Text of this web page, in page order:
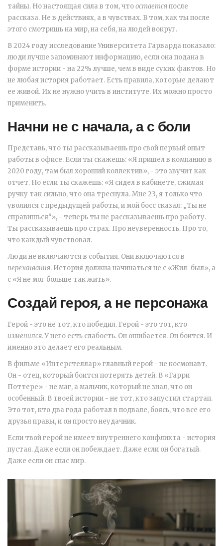
тайны. Но настоящая сила в том, чтоостаетсяпосле
рассказа. Не в действиях, а в чувствах. В том, как ты после
этого смотришь на мир, на себя, на людей вокруг.
В 2024 году исследование Университета Гарварда показало:
люди лучше запоминают информацию, если она подана в
форме истории - на 22% лучше, чем в виде сухих фактов. Но
не любая история работает. Есть правила, которые делают
ее живой. Их не нужно учить в институте. Их можно просто
применить.
Начни не с начала, а с боли
Представь, что ты рассказываешь про свой первый опыт
работы в офисе. Если ты скажешь: «Я пришел в компанию в
2020 году, там был хороший коллектив», - это звучит как
отчет. Но если ты скажешь: «Я сидел в кабинете, сжимая
ручку так сильно, что она треснула. Мне 23, я только что
уволился с предыдущей работы, и мой босс сказал: „Ты не
справишься“», - теперь ты не рассказываешь про работу.
Ты рассказываешь про страх. Про неуверенность. Про то,
что каждый чувствовал.
Люди не включаются в события. Они включаются в
переживания. История должна начинаться не с «Жил-был», а
с «Я не мог больше так жить».
Создай героя, а не персонажа
Герой - это не тот, кто победил. Герой - это тот, кто
изменился. У него есть слабость. Он ошибается. Он боится. И
именно это делает его реальным.
В фильме «Интерстеллар» главный герой - не космонавт.
Он - отец, который боится потерять детей. В «Гарри
Поттере» - не маг, а мальчик, который не знал, что он
особенный. В твоей истории - не тот, кто запустил стартап.
Это тот, кто два года работал в подвале, боясь, что все его
друзья правы, и он просто неудачник.
Если твой герой не имеет внутреннего конфликта - история
пустая. Даже если он побеждает. Даже если он богатый.
Даже если он спас мир.